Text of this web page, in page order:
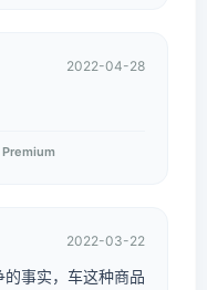
2022-04-28
Premium
2022-03-22
事实，车这种商品